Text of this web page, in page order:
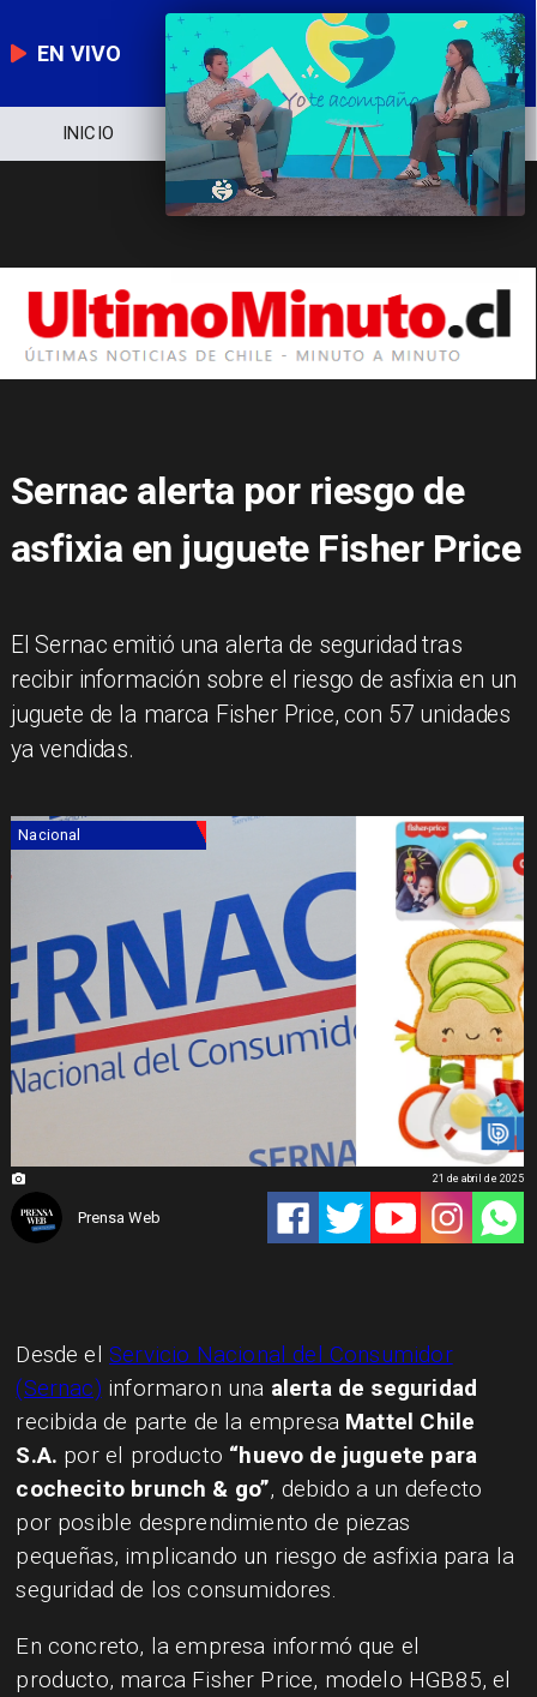
EN VIVO
NOTICIERO POLÍTICA ECONOMÍA
Sernac alerta por riesgo de
asfixia en juguete Fisher Price
El Sernac emitió una alerta de seguridad tras
recibir información sobre el riesgo de asfixia en un
juguete de la marca Fisher Price, con 57 unidades
ya vendidas.
Nacional
Prensa Web
21 de abril de 2025
Desde el Servicio Nacional del Consumidor
(Sernac) informaron una alerta de seguridad
recibida de parte de la empresa Mattel Chile
S.A. por el producto “huevo de juguete para
cochecito brunch & go”, debido a un defecto
por posible desprendimiento de piezas
pequeñas, implicando un riesgo de asfixia para la
seguridad de los consumidores.
En concreto, la empresa informó que el
producto, marca Fisher Price, modelo HGB85, el